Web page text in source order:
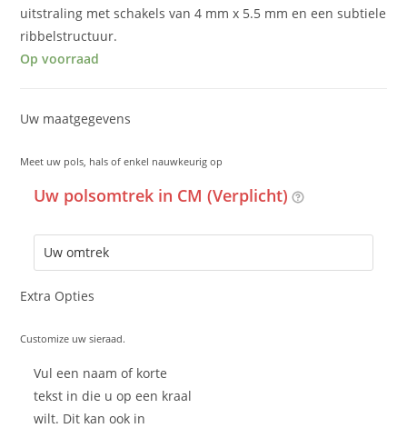
uitstraling met schakels van 4 mm x 5.5 mm en een subtiele
ribbelstructuur.
Op voorraad
Uw maatgegevens
Meet uw pols, hals of enkel nauwkeurig op
Uw polsomtrek in CM (Verplicht)
Extra Opties
Customize uw sieraad.
Vul een naam of korte
tekst in die u op een kraal
wilt. Dit kan ook in